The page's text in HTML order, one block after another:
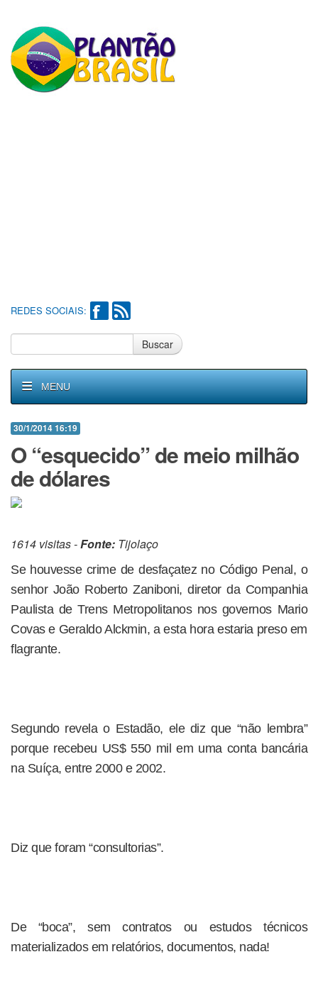
REDES SOCIAIS:
Buscar
MENU
30/1/2014 16:19
O “esquecido” de meio milhão
de dólares
1614 visitas -Fonte: Tijolaço
Se houvesse crime de desfaçatez no Código Penal, o
senhor João Roberto Zaniboni, diretor da Companhia
Paulista de Trens Metropolitanos nos governos Mario
Covas e Geraldo Alckmin, a esta hora estaria preso em
flagrante.
Segundo revela o Estadão, ele diz que “não lembra”
porque recebeu US$ 550 mil em uma conta bancária
na Suíça, entre 2000 e 2002.
Diz que foram “consultorias”.
De “boca”, sem contratos ou estudos técnicos
materializados em relatórios, documentos, nada!